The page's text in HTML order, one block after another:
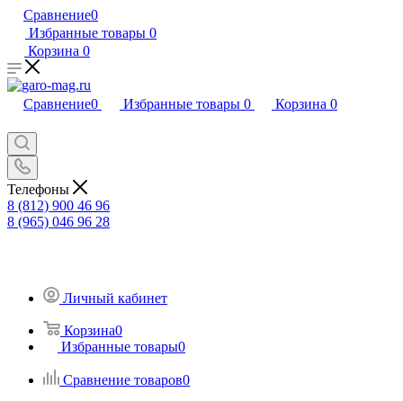
Сравнение0
Избранные товары 0
Корзина 0
Сравнение0 Избранные товары 0 Корзина 0
Телефоны
8 (812) 900 46 96
8 (965) 046 96 28
Личный кабинет
Корзина0
Избранные товары0
Сравнение товаров0